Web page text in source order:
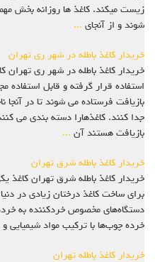
زیست میکند. کاغذ ها روزانه بخش
شوند و از آنجای ...
خریدار کاغذ باطله در شهر ری تهران
خریدار کاغذ باطله در شهر ری تهران
استفاده قرار گرفته و قابل استفاده
بازیافت فرستاده می شوند تا در
جدا کنند. کاغذهارا دسته بندی می
بازیافت هستند آن ...
خریدار کاغذ باطله شرق تهران
خریدار کاغذ باطله شرق تهران کاغذ
برای ساخت کاغذ درختان زیادی در
دستگاه‌های مخصوص خردکننده به
خرده چوب‌ها با ترکیب مواد شیمیایی
خریدار کاغذ باطله تهران